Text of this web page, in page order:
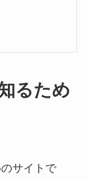
るため
サイトで